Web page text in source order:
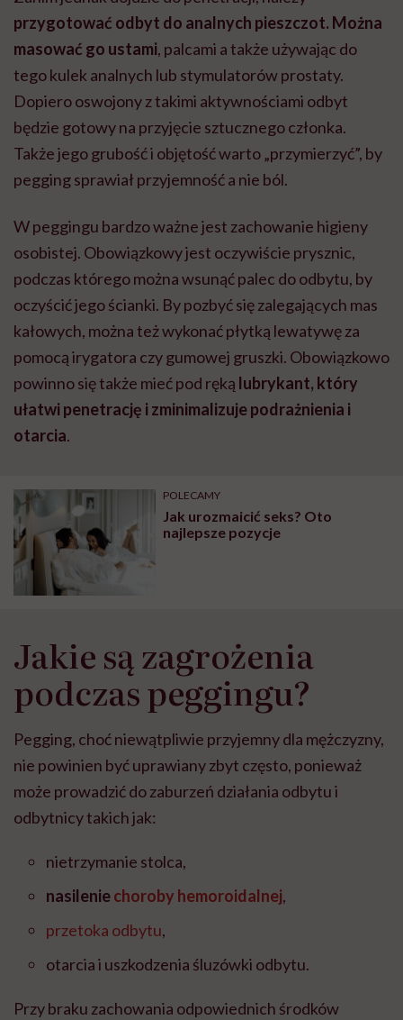
przygotować odbyt do analnych pieszczot. Można
masować go ustami, palcami a także używając do
tego kulek analnych lub stymulatorów prostaty.
Dopiero oswojony z takimi aktywnościami odbyt
będzie gotowy na przyjęcie sztucznego członka.
Także jego grubość i objętość warto „przymierzyć”, by
pegging sprawiał przyjemność a nie ból.
W peggingu bardzo ważne jest zachowanie higieny
osobistej. Obowiązkowy jest oczywiście prysznic,
podczas którego można wsunąć palec do odbytu, by
oczyścić jego ścianki. By pozbyć się zalegających mas
kałowych, można też wykonać płytką lewatywę za
pomocą irygatora czy gumowej gruszki. Obowiązkowo
powinno się także mieć pod ręką lubrykant, który
ułatwi penetrację i zminimalizuje podrażnienia i
otarcia.
POLECAMY
Jak urozmaicić seks? Oto
najlepsze pozycje
Jakie są zagrożenia
podczas peggingu?
Pegging, choć niewątpliwie przyjemny dla mężczyzny,
nie powinien być uprawiany zbyt często, ponieważ
może prowadzić do zaburzeń działania odbytu i
odbytnicy takich jak:
nietrzymanie stolca,
nasileniechoroby hemoroidalnej,
przetoka odbytu,
otarcia i uszkodzenia śluzówki odbytu.
Przy braku zachowania odpowiednich środków